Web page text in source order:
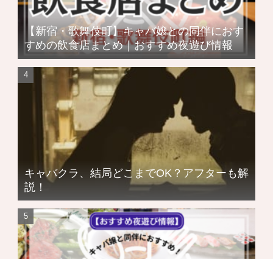
【新宿・歌舞伎町】キャバ嬢との同伴におす
すめの飲食店まとめ｜おすすめ夜遊び情報
キャバクラ、結局どこまでOK？アフターも解
説！